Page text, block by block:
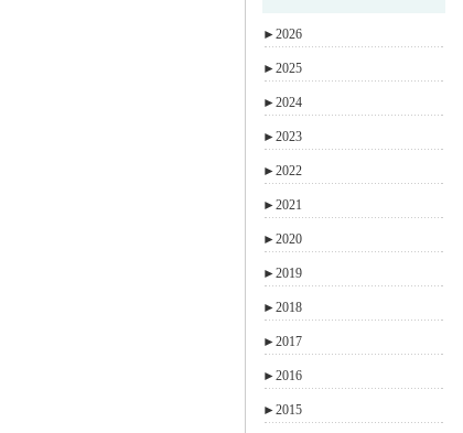
►2026
►2025
►2024
►2023
►2022
►2021
►2020
►2019
►2018
►2017
►2016
►2015